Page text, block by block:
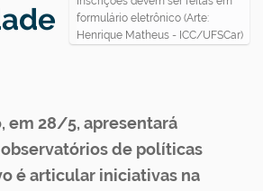
formulário eletrônico (Arte:
Henrique Matheus - ICC/UFSCar)
em 28/5, apresentará
de políticas
é articular iniciativas na